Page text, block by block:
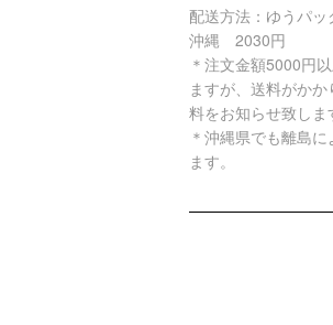
配送方法：ゆうパッ
沖縄 2030円
＊注文金額5000円
ますが、送料がか
料をお知らせ致しま
＊沖縄県でも離島
ます。